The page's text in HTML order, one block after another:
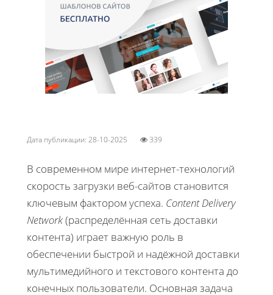
Дата публикации: 28-10-2025 339
В современном мире интернет-технологий
скорость загрузки веб-сайтов становится
ключевым фактором успеха. Content Delivery
Network(распределённая сеть доставки
контента) играет важную роль в
обеспечении быстрой и надёжной доставки
мультимедийного и текстового контента до
конечных пользователи. Основная задача